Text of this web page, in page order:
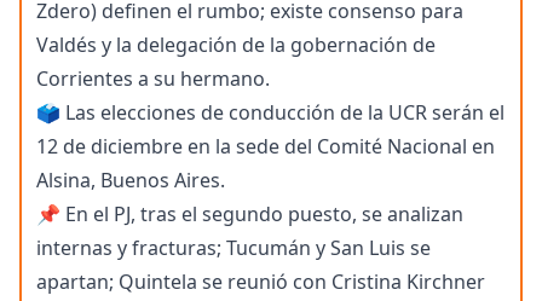
Zdero) definen el rumbo; existe consenso para
Valdés y la delegación de la gobernación de
Corrientes a su hermano.
🗳️ Las elecciones de conducción de la UCR serán el
12 de diciembre en la sede del Comité Nacional en
Alsina, Buenos Aires.
📌 En el PJ, tras el segundo puesto, se analizan
internas y fracturas; Tucumán y San Luis se
apartan; Quintela se reunió con Cristina Kirchner